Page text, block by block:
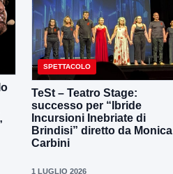
SPETTACOLO
TeSt – Teatro Stage:
successo per “Ibride
Incursioni Inebriate di
Brindisi” diretto da Monica
Carbini
1 LUGLIO 2026